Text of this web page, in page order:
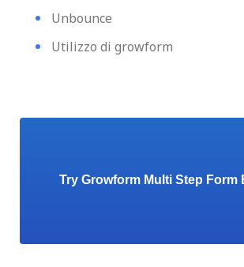
Unbounce
Utilizzo di growform
Try Growform Multi Step Form